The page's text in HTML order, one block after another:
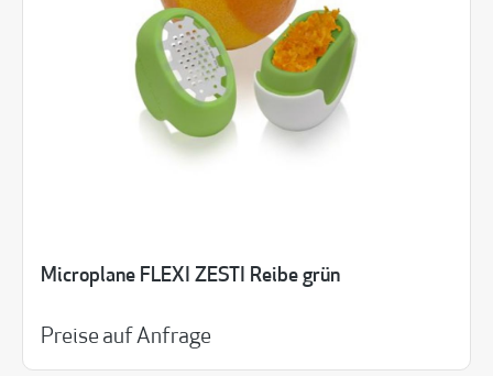
Microplane FLEXI ZESTI Reibe grün
Preise auf Anfrage